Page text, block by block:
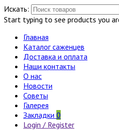
Искать:
Start typing to see products you
Главная
Каталог саженцев
Доставка и оплата
Наши контакты
О нас
Новости
Советы
Галерея
Закладки 0
Login / Register